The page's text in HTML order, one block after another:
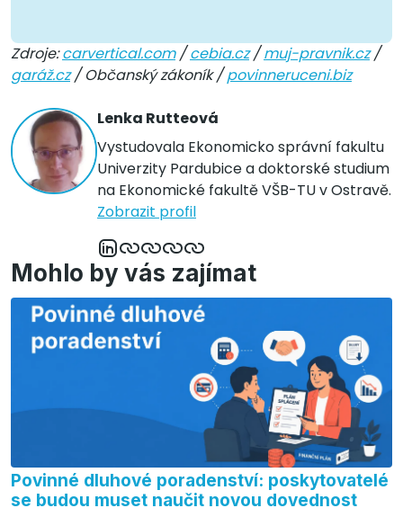
Zdroje:carvertical.com/cebia.cz/muj-pravnik.cz/
garáž.cz/ Občanský zákoník /povinneruceni.biz
Lenka Rutteová
Vystudovala Ekonomicko správní fakultu
Univerzity Pardubice a doktorské studium
na Ekonomické fakultě VŠB-TU v Ostravě.
Zobrazit profil
Mohlo by vás zajímat
Povinné dluhové poradenství: poskytovatelé
se budou muset naučit novou dovednost